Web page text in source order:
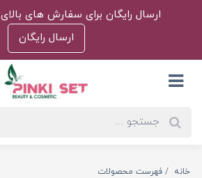
ارسال رایگان برای سفارش های بالای 1.000.000 تومان
ارسال رایگان
خانه
فهرست محصولات